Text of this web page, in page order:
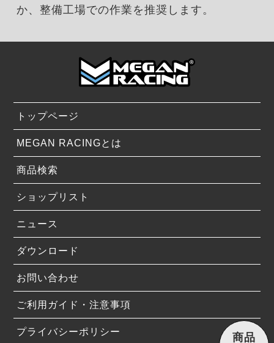
か、整備工場での作業を推奨します。
トップページ
MEGAN RACINGとは
商品検索
ショップリスト
ニュース
ダウンロード
お問い合わせ
ご利用ガイド・注意事項
プライバシーポリシー 商品